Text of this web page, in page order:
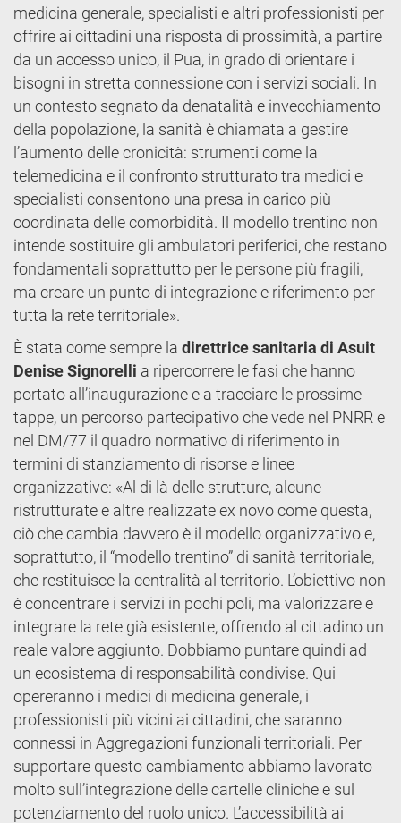
medicina generale, specialisti e altri professionisti per
offrire ai cittadini una risposta di prossimità, a partire
da un accesso unico, il Pua, in grado di orientare i
bisogni in stretta connessione con i servizi sociali. In
un contesto segnato da denatalità e invecchiamento
della popolazione, la sanità è chiamata a gestire
l’aumento delle cronicità: strumenti come la
telemedicina e il confronto strutturato tra medici e
specialisti consentono una presa in carico più
coordinata delle comorbidità. Il modello trentino non
intende sostituire gli ambulatori periferici, che restano
fondamentali soprattutto per le persone più fragili,
ma creare un punto di integrazione e riferimento per
tutta la rete territoriale».
È stata come sempre la direttrice sanitaria di Asuit
Denise Signorelli a ripercorrere le fasi che hanno
portato all’inaugurazione e a tracciare le prossime
tappe, un percorso partecipativo che vede nel PNRR e
nel DM/77 il quadro normativo di riferimento in
termini di stanziamento di risorse e linee
organizzative: «Al di là delle strutture, alcune
ristrutturate e altre realizzate ex novo come questa,
ciò che cambia davvero è il modello organizzativo e,
soprattutto, il “modello trentino” di sanità territoriale,
che restituisce la centralità al territorio. L’obiettivo non
è concentrare i servizi in pochi poli, ma valorizzare e
integrare la rete già esistente, offrendo al cittadino un
reale valore aggiunto. Dobbiamo puntare quindi ad
un ecosistema di responsabilità condivise. Qui
opereranno i medici di medicina generale, i
professionisti più vicini ai cittadini, che saranno
connessi in Aggregazioni funzionali territoriali. Per
supportare questo cambiamento abbiamo lavorato
molto sull’integrazione delle cartelle cliniche e sul
potenziamento del ruolo unico. L’accessibilità ai